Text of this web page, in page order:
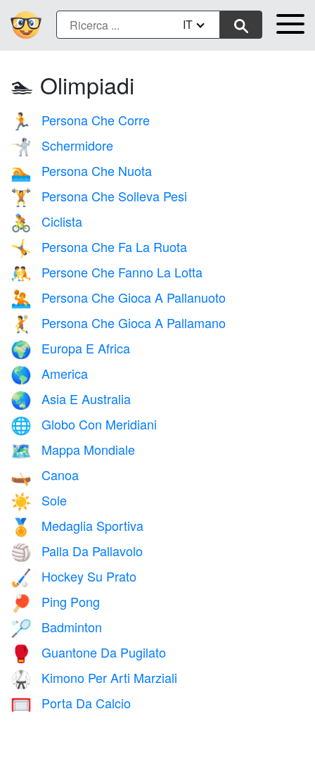
IT
🏊 Olimpiadi
🏃 Persona Che Corre
🤺 Schermidore
🏊 Persona Che Nuota
🏋️ Persona Che Solleva Pesi
🚴 Ciclista
🤸 Persona Che Fa La Ruota
🤼 Persone Che Fanno La Lotta
🤽 Persona Che Gioca A Pallanuoto
🤾 Persona Che Gioca A Pallamano
🌍 Europa E Africa
🌎 America
🌏 Asia E Australia
🌐 Globo Con Meridiani
🗺️ Mappa Mondiale
🛶 Canoa
☀️ Sole
🏅 Medaglia Sportiva
🏐 Palla Da Pallavolo
🏑 Hockey Su Prato
🏓 Ping Pong
🏸 Badminton
🥊 Guantone Da Pugilato
🥋 Kimono Per Arti Marziali
🥅 Porta Da Calcio